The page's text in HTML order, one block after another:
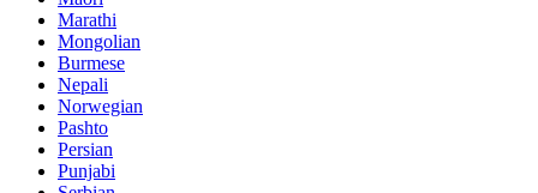
Marathi
Mongolian
Burmese
Nepali
Norwegian
Pashto
Persian
Punjabi